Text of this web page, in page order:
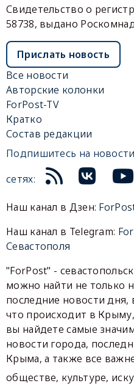
Свидетельство о
58738, выдано
Прислать новость
Все новости
Авторские колонки
ForPost-TV
Кратко
Состав редакции
Подпишитесь на
сетях:
Наш канал в Дзен:
Наш канал в Telegram:
Севастополя
"ForPost" -
можно найти не только
последние новости дня,
что происходит в
вы найдете самые
новости города,
Крыма, а также все
обществе, культуре,